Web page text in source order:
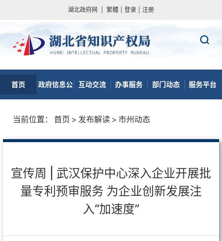
湖北政府网 繁體 登录 注册
首页 政府信息公 互动交流 办事服务 部门动态 服务平台
当前位置： 首页 > 发布解读 > 市州动态
宣传周 | 武汉保护中心深入企业开展批
量专利预审服务 为企业创新发展注
入“加速度”